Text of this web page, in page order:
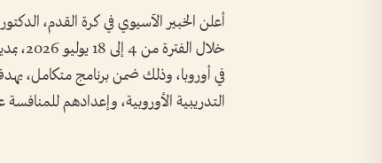
أعلن الخبير الآسيوي في كرة القدم،
خلال
في أوروبا، وذلك ضمن برنامج متكامل،
التدريبية الأوروبية، وإعدادهم